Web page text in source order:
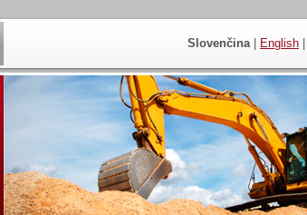
Slovenčina| English